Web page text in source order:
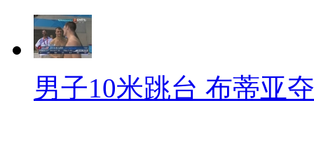
男子10米跳台 布蒂亚